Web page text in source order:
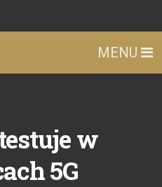
MENU
w
5G